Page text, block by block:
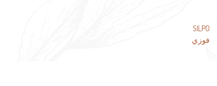
تصفّح
المقالات
SILPO
فوزي